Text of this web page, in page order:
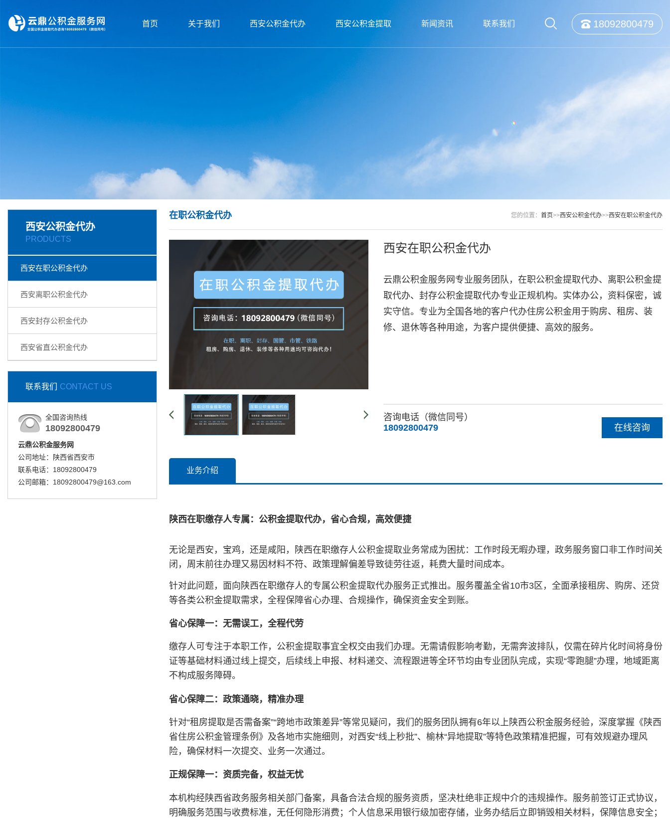
首页 关于我们 西安公积金代办 西安公积金提取 新闻资讯 联系我们 18092800479
西安公积金代办
PRODUCTS
西安在职公积金代办
西安离职公积金代办
西安封存公积金代办
西安省直公积金代办
联系我们 CONTACT US
全国咨询热线
18092800479
云鼎公积金服务网
公司地址：陕西省西安市
联系电话：18092800479
公司邮箱：18092800479@163.com
您的位置： 首页>>西安公积金代办>>西安在职公积金代办
在职公积金代办
西安在职公积金代办
云鼎公积金服务网专业服务团队，在职公积金提取代办、离职公积金提
取代办、封存公积金提取代办专业正规机构。实体办公，资料保密，诚
实守信。专业为全国各地的客户代办住房公积金用于购房、租房、装
修、退休等各种用途，为客户提供便捷、高效的服务。
在线咨询
咨询电话（微信同号）
18092800479
业务介绍
陕西在职缴存人专属：公积金提取代办，省心合规，高效便捷
无论是西安，宝鸡，还是咸阳，陕西在职缴存人公积金提取业务常成为困扰：工作时段无暇办理，政务服务窗口非工作时间关
闭，周末前往办理又易因材料不符、政策理解偏差导致徒劳往返，耗费大量时间成本。
针对此问题，面向陕西在职缴存人的专属公积金提取代办服务正式推出。服务覆盖全省10市3区，全面承接租房、购房、还贷
等各类公积金提取需求，全程保障省心办理、合规操作，确保资金安全到账。
省心保障一：无需误工，全程代劳
缴存人可专注于本职工作，公积金提取事宜全权交由我们办理。无需请假影响考勤，无需奔波排队，仅需在碎片化时间将身份
证等基础材料通过线上提交，后续线上申报、材料递交、流程跟进等全环节均由专业团队完成，实现“零跑腿”办理，地域距离
不构成服务障碍。
省心保障二：政策通晓，精准办理
针对“租房提取是否需备案”“跨地市政策差异”等常见疑问，我们的服务团队拥有6年以上陕西公积金服务经验，深度掌握《陕西
省住房公积金管理条例》及各地市实施细则，对西安“线上秒批”、榆林“异地提取”等特色政策精准把握，可有效规避办理风
险，确保材料一次提交、业务一次通过。
正规保障一：资质完备，权益无忧
本机构经陕西省政务服务相关部门备案，具备合法合规的服务资质，坚决杜绝非正规中介的违规操作。服务前签订正式协议，
明确服务范围与收费标准，无任何隐形消费；个人信息采用银行级加密存储，业务办结后立即销毁相关材料，保障信息安全；